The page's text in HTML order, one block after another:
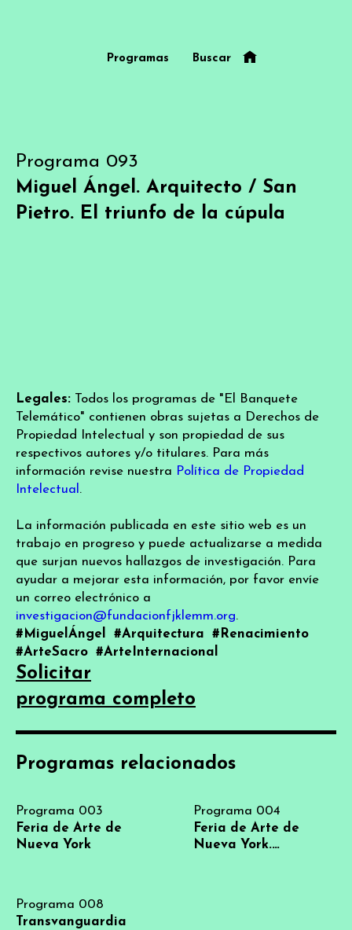
Programas Buscar
Programa 093
Miguel Ángel. Arquitecto / San
Pietro. El triunfo de la cúpula
Legales: Todos los programas de "El Banquete
Telemático" contienen obras sujetas a Derechos de
Propiedad Intelectual y son propiedad de sus
respectivos autores y/o titulares. Para más
información revise nuestra Política de Propiedad
Intelectual .
La información publicada en este sitio web es un
trabajo en progreso y puede actualizarse a medida
que surjan nuevos hallazgos de investigación. Para
ayudar a mejorar esta información, por favor envíe
un correo electrónico a
investigacion@fundacionfjklemm.org.
#MiguelÁngel
#Arquitectura
#Renacimiento
#ArteSacro #ArteInternacional
Solicitar
programa completo
Programas relacionados
Programa 003
Feria de Arte de
Nueva York
Programa 004
Feria de Arte de
Nueva York.
Programa 008
Transvanguardia